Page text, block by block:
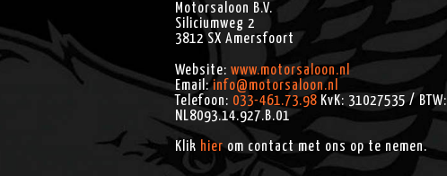
Motorsaloon B.V.
Siliciumweg 2
3812 SX Amersfoort
Website:www.motorsaloon.nl
Email:info@motorsaloon.nl
Telefoon: 033-461.73.98 KvK: 31027535 / BTW:
NL8093.14.927.B.01
Klik hierom contact met ons op te nemen.